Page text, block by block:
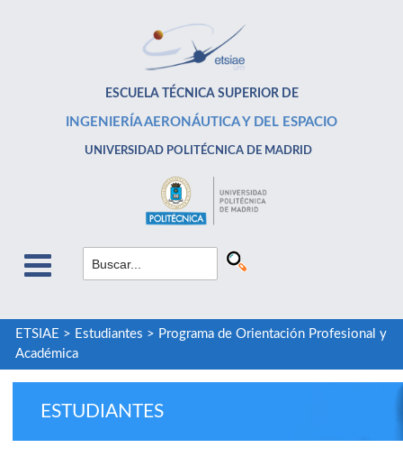
ESCUELA TÉCNICA SUPERIOR DE
INGENIERÍA AERONÁUTICA Y DEL ESPACIO
UNIVERSIDAD POLITÉCNICA DE MADRID
ETSIAE > Estudiantes > Programa de Orientación Profesional y
Académica
ESTUDIANTES